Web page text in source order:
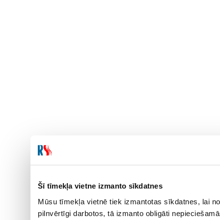
Šī tīmekļa vietne izmanto sīkdatnes
Mūsu tīmekļa vietnē tiek izmantotas sīkdatnes, lai
pilnvērtīgi darbotos, tā izmanto obligāti